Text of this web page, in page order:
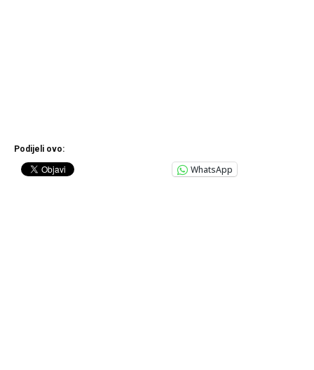
Podijeli ovo:
WhatsApp